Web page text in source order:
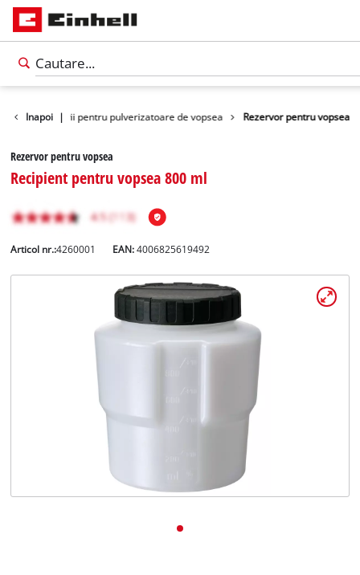
Inapoi |
Accesorii pentru pulverizatoare de vopsea Rezervor pentru vopsea
Rezervor pentru vopsea
Recipient pentru vopsea 800 ml
Articol nr.:4260001 EAN:4006825619492